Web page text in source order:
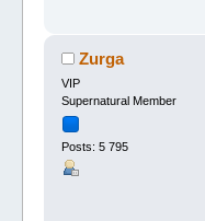
Zurga
VIP
Supernatural Member
Posts: 5 795